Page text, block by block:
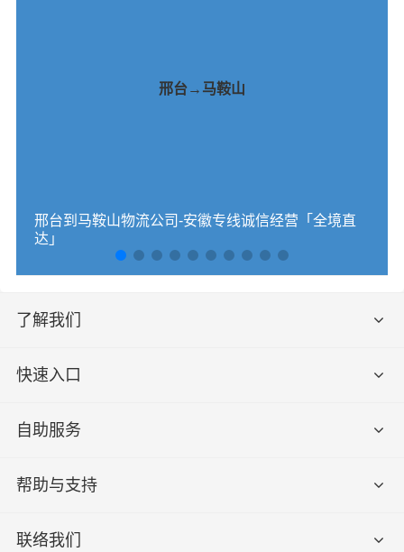
邢台→马鞍山
邢台到马鞍山物流公司-安徽专线诚信经营「全境直
达」
了解我们
快速入口
自助服务
帮助与支持
联络我们